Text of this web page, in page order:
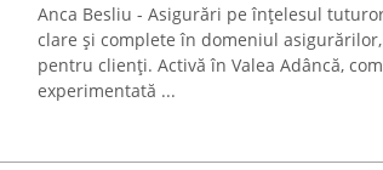
Anca Besliu - Asigurări pe înțelesul
clare și complete în domeniul
pentru clienți. Activă în Valea Adâncă,
experimentată ...